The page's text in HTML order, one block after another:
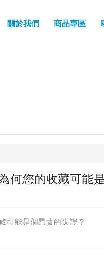
關於我們 商品專區
何您的收藏可能
可能是個昂貴的失誤？